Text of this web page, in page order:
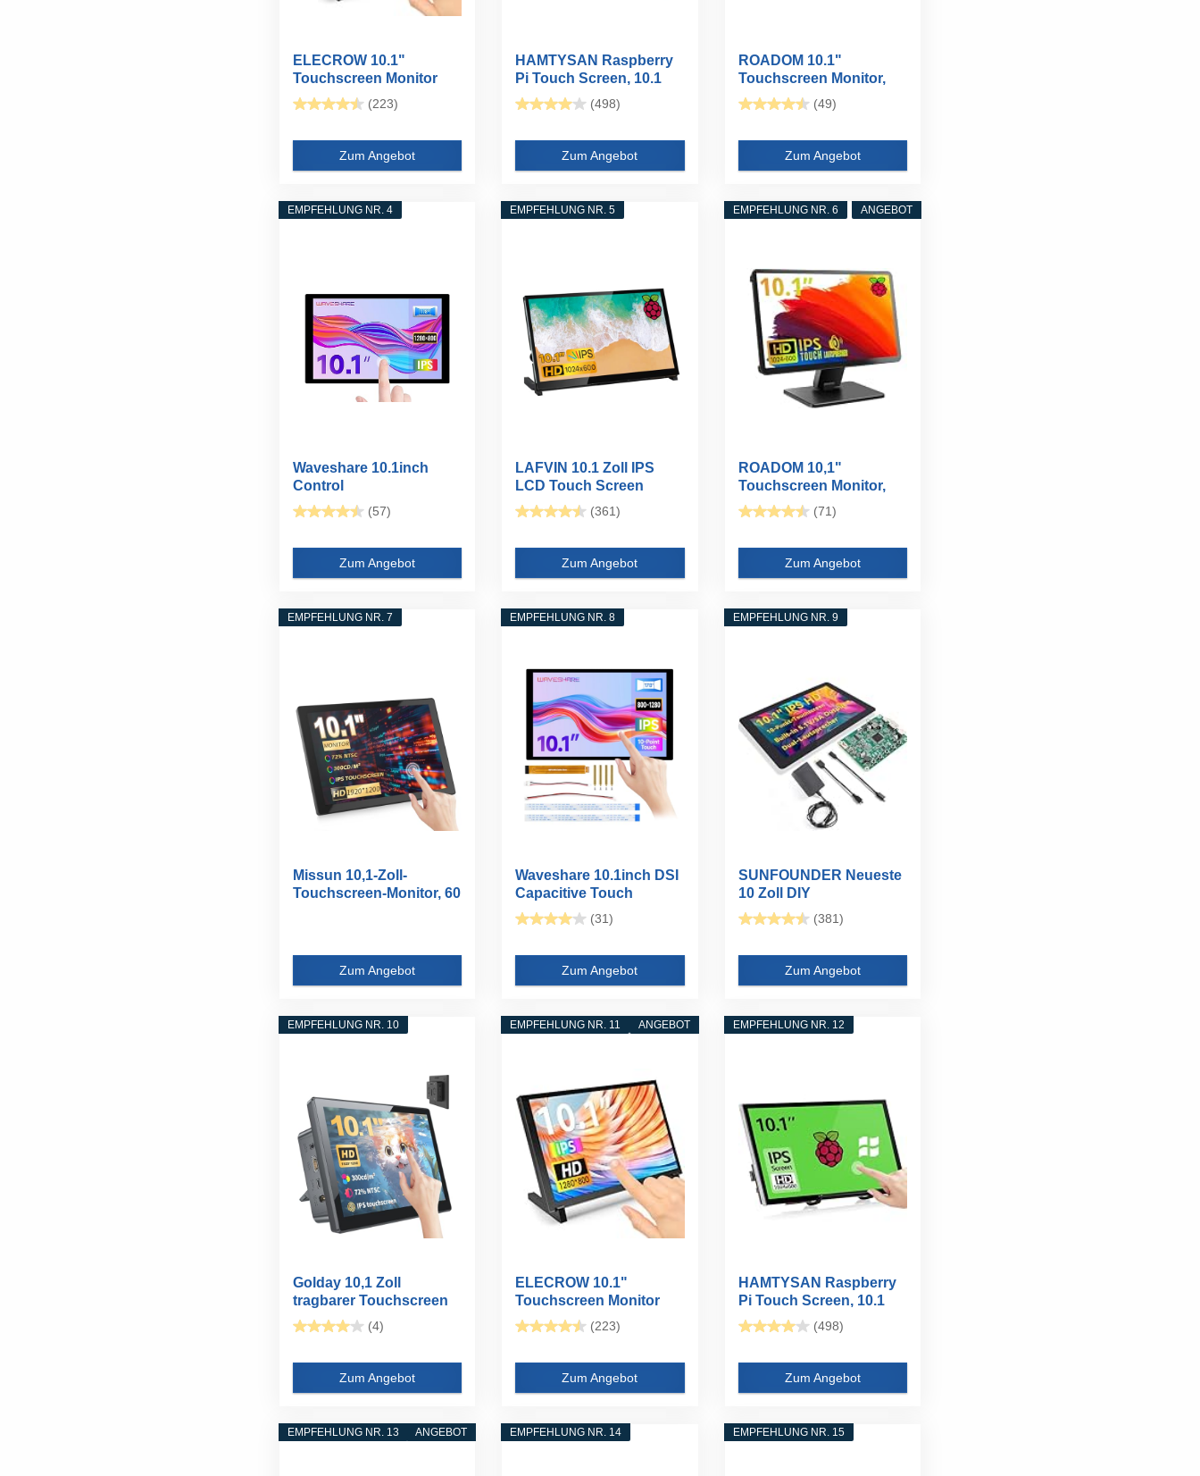
ELECROW 10.1"
Touchscreen Monitor
1280x800 für...
(223)
Zum Angebot
HAMTYSAN Raspberry
Pi Touch Screen, 10.1
Zoll...
(498)
Zum Angebot
ROADOM 10.1"
Touchscreen Monitor,
1024x600 IPS...
(49)
Zum Angebot
EMPFEHLUNG NR. 4
Waveshare 10.1inch
Control
Panel,Compatible with...
(57)
Zum Angebot
EMPFEHLUNG NR. 5
LAFVIN 10.1 Zoll IPS
LCD Touch Screen
Display...
(361)
Zum Angebot
ANGEBOT
EMPFEHLUNG NR. 6
ROADOM 10,1"
Touchscreen Monitor,
1024x600 IPS...
(71)
Zum Angebot
EMPFEHLUNG NR. 7
Missun 10,1-Zoll-
Touchscreen-Monitor, 60
Zum Angebot
EMPFEHLUNG NR. 8
Waveshare 10.1inch DSI
Capacitive Touch
Display...
(31)
Zum Angebot
EMPFEHLUNG NR. 9
SUNFOUNDER Neueste
10 Zoll DIY
Touchscreen...
(381)
Zum Angebot
EMPFEHLUNG NR. 10
Golday 10,1 Zoll
tragbarer Touchscreen
(1920 x...
(4)
Zum Angebot
ANGEBOT
EMPFEHLUNG NR. 11
ELECROW 10.1"
Touchscreen Monitor
1280x800 für...
(223)
Zum Angebot
EMPFEHLUNG NR. 12
HAMTYSAN Raspberry
Pi Touch Screen, 10.1
Zoll...
(498)
Zum Angebot
ANGEBOT
EMPFEHLUNG NR. 13 EMPFEHLUNG NR. 14 EMPFEHLUNG NR. 15